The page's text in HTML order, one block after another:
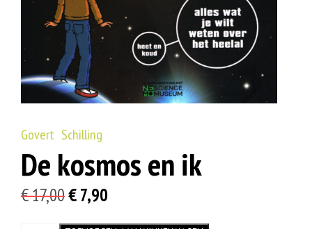
Govert Schilling
De kosmos en ik
€17,00Oorspronkelijke
€7,90